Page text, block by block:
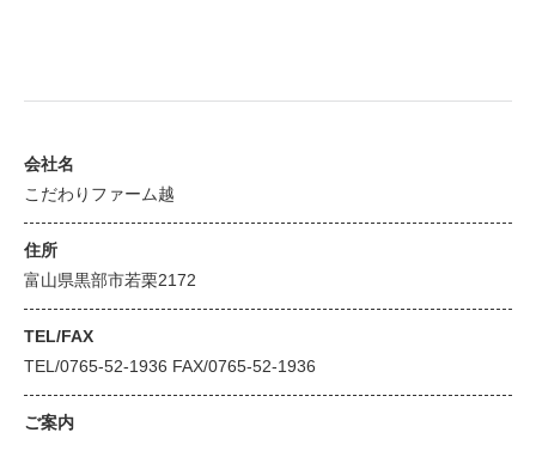
会社名
こだわりファーム越
住所
富山県黒部市若栗2172
TEL/FAX
TEL/0765-52-1936 FAX/0765-52-1936
ご案内